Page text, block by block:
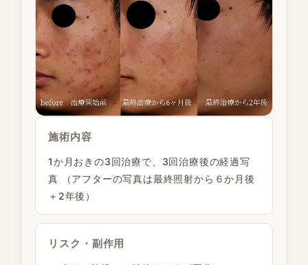
施術内容
1か月おきの3回治療で、3回治療後の経過写
真 （アフターの写真は最終照射から６か月後
＋2年後）
リスク・副作用